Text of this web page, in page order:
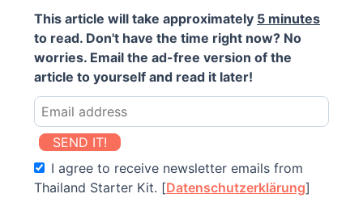
This article will take approximately 5 minutes
to read. Don't have the time right now? No
worries. Email the ad-free version of the
article to yourself and read it later!
SEND IT!
I agree to receive newsletter emails from
Thailand Starter Kit. [Datenschutzerklärung]